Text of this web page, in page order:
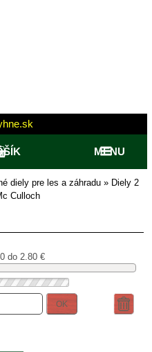
MENU
diely pre les a záhradu » Diely 2
Culloch
do 2.80€
OK